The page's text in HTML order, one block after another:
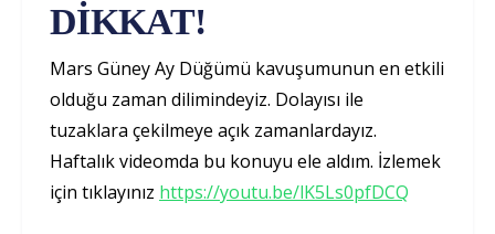
DİKKAT!
Mars Güney Ay Düğümü kavuşumunun en etkili
olduğu zaman dilimindeyiz. Dolayısı ile
tuzaklara çekilmeye açık zamanlardayız.
Haftalık videomda bu konuyu ele aldım. İzlemek
için tıklayınız https://youtu.be/lK5Ls0pfDCQ